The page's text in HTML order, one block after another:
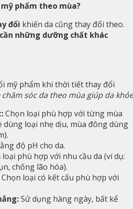
phẩm theo mùa?
đổi khiến da cũng thay đổi theo.
những dưỡng chất khác
sóc da theo mùa giúp da
Chọn loại phù hợp với từng mùa
dùng loại nhẹ dịu, mùa đông dùng
độ pH cho da.
loại phù hợp với nhu cầu da (ví dụ:
chống lão hóa).
Chọn loại có kết cấu phù hợp với
Sử dụng hàng ngày, bất kể